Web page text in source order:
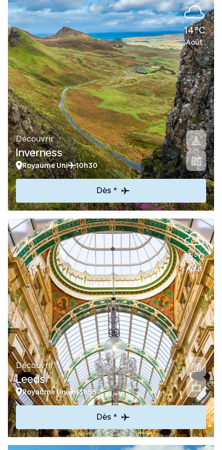
14°C
Août
Découvrir
Inverness
Royaume Uni 10h30
Dès *
15°C
Août
Découvrir
Leeds
Royaume Uni 13h55
Dès *